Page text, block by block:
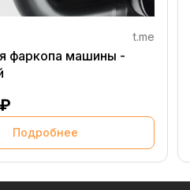
t.me
фаркопа машины -
Подробнее